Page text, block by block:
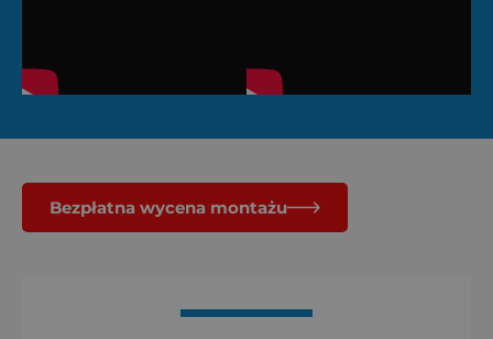
Bezpłatna wycena montażu